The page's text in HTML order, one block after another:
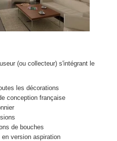
(ou collecteur) s'intégrant le
les décorations
conception française
de bouches
version aspiration